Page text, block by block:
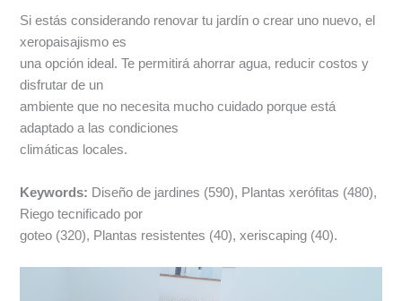
Si estás considerando renovar tu jardín o crear uno nuevo, el
xeropaisajismo es
una opción ideal. Te permitirá ahorrar agua, reducir costos y
disfrutar de un
ambiente que no necesita mucho cuidado porque está
adaptado a las condiciones
climáticas locales.
Keywords: Diseño de jardines (590), Plantas xerófitas (480),
Riego tecnificado por
goteo (320), Plantas resistentes (40), xeriscaping (40).